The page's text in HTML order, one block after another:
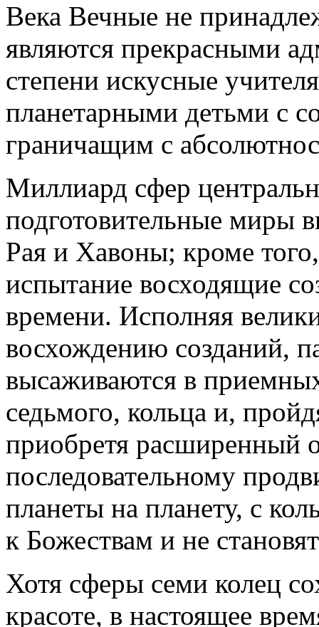
Века Вечные не
являются прекрасными
степени искусные
планетарными детьми с
граничащим с
Миллиард сфер
подготовительные миры
Рая и Хавоны; кроме
испытание восходящие
времени. Исполняя
восхождению созданий,
высаживаются в
седьмого, кольца и,
приобретя расширенный
последовательному
планеты на планету, с
к Божествам и не
Хотя сферы семи колец
красоте, в настоящее